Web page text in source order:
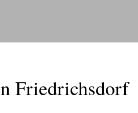
Friedrichsdorf